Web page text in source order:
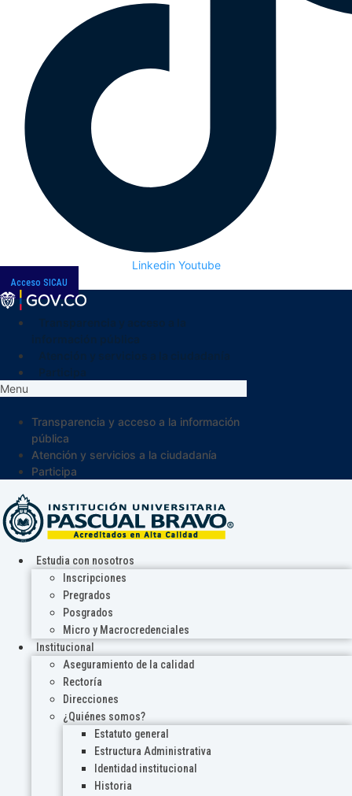
Linkedin Youtube
Acceso SICAU
Menu
Transparencia y acceso a la información
pública
Atención y servicios a la ciudadanía
Participa
Estudia con nosotros
Inscripciones
Pregrados
Posgrados
Micro y Macrocredenciales
Institucional
Aseguramiento de la calidad
Rectoría
Direcciones
¿Quiénes somos?
Estatuto general
Estructura Administrativa
Identidad institucional
Historia